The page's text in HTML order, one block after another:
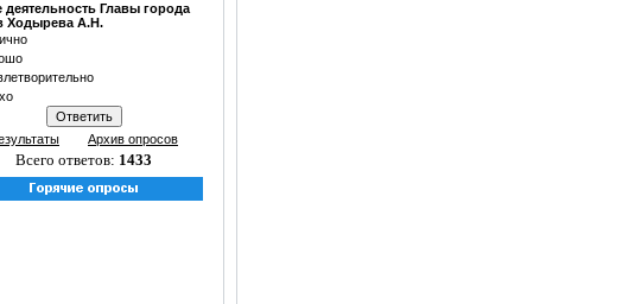
деятельность Главы города
Ходырева А.Н.
Архив опросов
Всего ответов: 1433